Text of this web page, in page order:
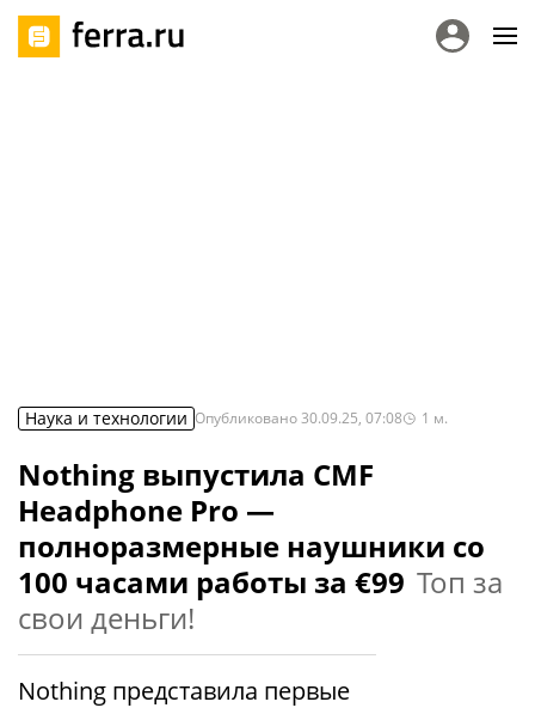
Наука и технологии Опубликовано30.09.25, 07:08 1 м.
Nothing выпустила CMF
Headphone Pro —
полноразмерные наушники со
100 часами работы за €99 Топ за
свои деньги!
Nothing представила первые